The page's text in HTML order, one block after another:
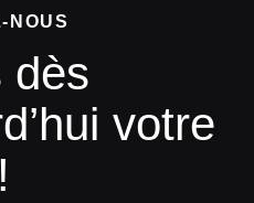
NOUS
dès
votre